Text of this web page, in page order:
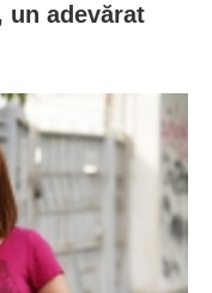
un adevărat